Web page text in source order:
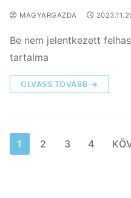
MAGYARGAZDA
Be nem jelentkezett
tartalma
OLVASS TOVÁBB →
1 2 3 4